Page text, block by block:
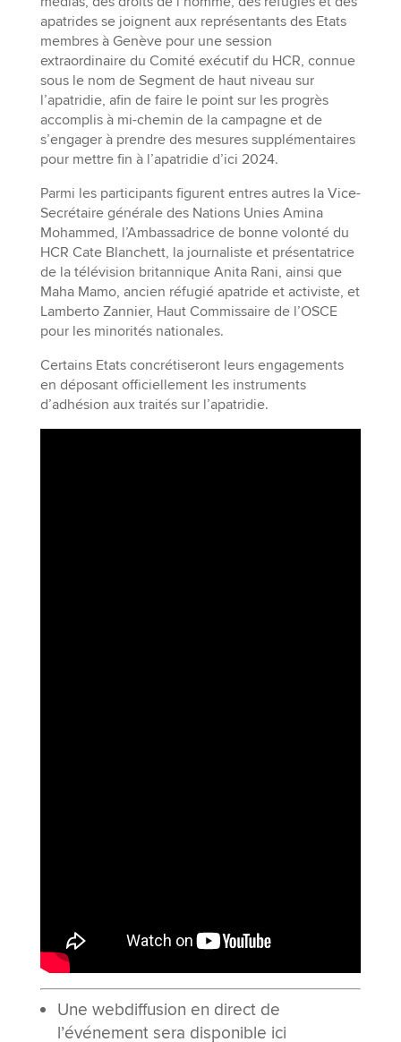
apatrides se joignent aux représentants des Etats
membres à Genève pour une session
extraordinaire du Comité exécutif du HCR, connue
sous le nom de Segment de haut niveau sur
l’apatridie, afin de faire le point sur les progrès
accomplis à mi-chemin de la campagne et de
s’engager à prendre des mesures supplémentaires
pour mettre fin à l’apatridie d’ici 2024.
Parmi les participants figurent entres autres la Vice-
Secrétaire générale des Nations Unies Amina
Mohammed, l’Ambassadrice de bonne volonté du
HCR Cate Blanchett, la journaliste et présentatrice
de la télévision britannique Anita Rani, ainsi que
Maha Mamo, ancien réfugié apatride et activiste, et
Lamberto Zannier, Haut Commissaire de l’OSCE
pour les minorités nationales.
Certains Etats concrétiseront leurs engagements
en déposant officiellement les instruments
d’adhésion aux traités sur l’apatridie.
Une webdiffusion en direct de
l’événement sera disponible ici